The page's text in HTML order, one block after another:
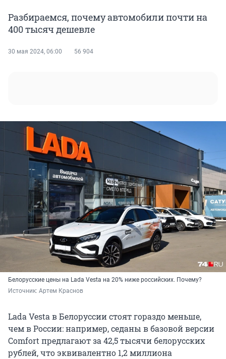
Разбираемся, почему автомобили почти на
400 тысяч дешевле
30 мая 2024, 06:00 56 904
Белорусские цены на Lada Vesta на 20% ниже российских. Почему?
Источник: Артем Краснов
Lada Vesta в Белоруссии стоят гораздо меньше,
чем в России: например, седаны в базовой версии
Comfort предлагают за 42,5 тысячи белорусских
рублей, что эквивалентно 1,2 миллиона